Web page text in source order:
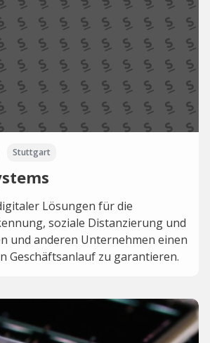
Stuttgart
Lösungen für die
soziale Distanzierung und
und anderen Unternehmen einen
Geschäftsanlauf zu garantieren.